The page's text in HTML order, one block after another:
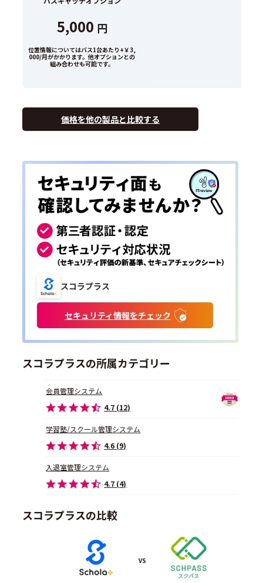
5,000 円
位置情報についてはバス1台あたり+￥3,
000/月がかかります。他オプションとの
組み合わせも可能です。
価格を他の製品と比較する
スコラプラス
セキュリティ情報をチェック
スコラプラスの所属カテゴリー
会員管理システム
4.7 (12)
学習塾/スクール管理システム
4.6 (9)
入退室管理システム
4.7 (4)
スコラプラスの比較
VS